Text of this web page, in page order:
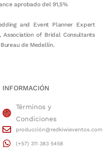
aprobado del 91,5%
and Event Planner Expert
of Bridal Consultants
de Medellín.
INFORMACIÓN
Términos y
Condiciones
producción@redkiwieventos.com
(+57) 311 383 5458